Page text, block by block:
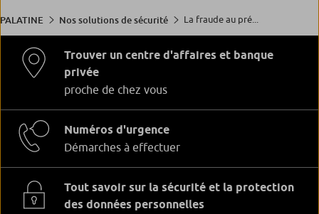
PALATINE Nos solutions de sécurité La fraude au pré...
Trouver un centre d'affaires et banque
privée
proche de chez vous
Numéros d'urgence
Démarches à effectuer
Tout savoir sur la sécurité et la protection
des données personnelles